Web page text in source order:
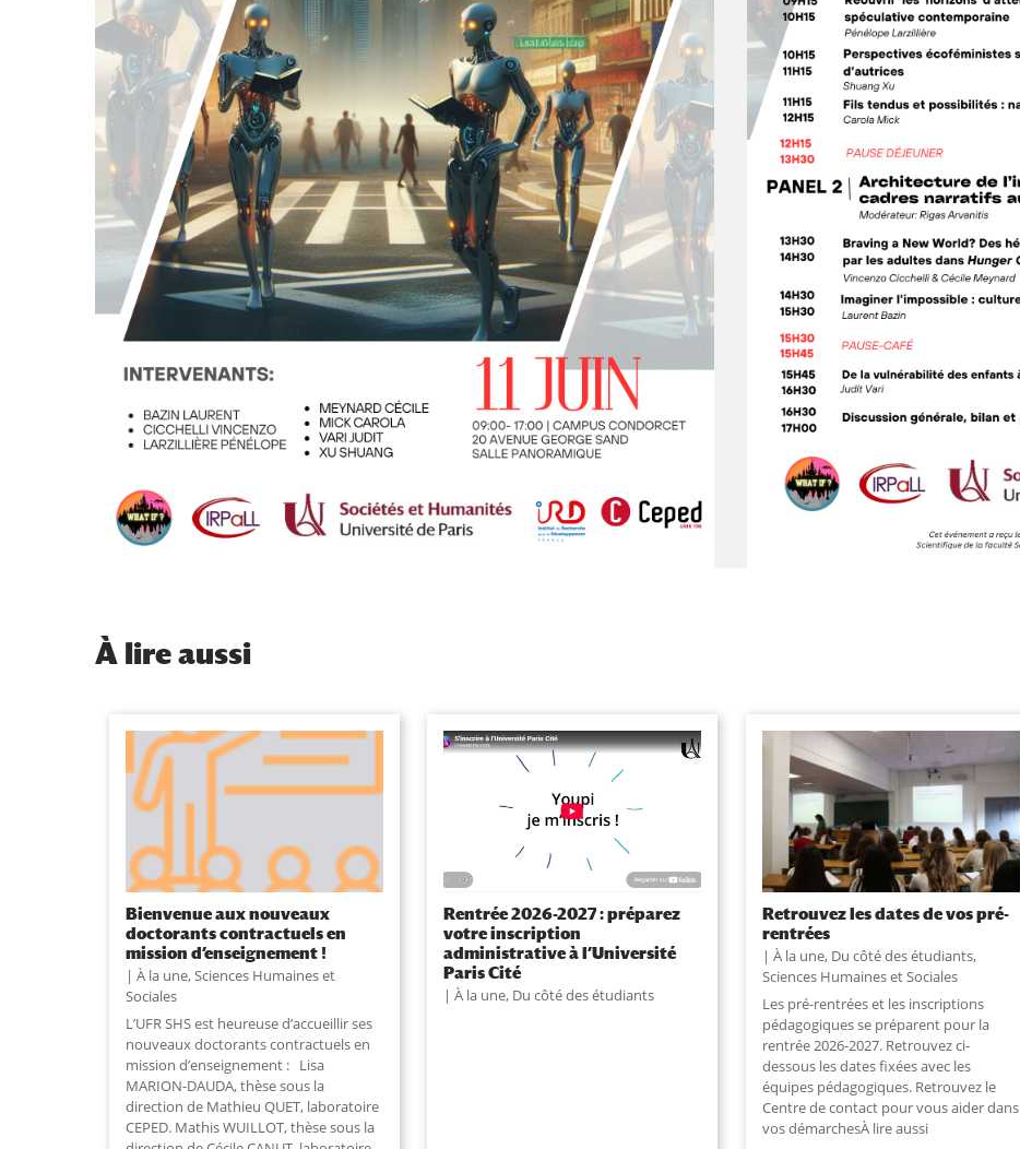
À lire aussi
Bienvenue aux nouveaux
doctorants contractuels en
mission d’enseignement !
À la une,Sciences Humaines et
Sociales
L’UFR SHS est heureuse d’accueillir ses
nouveaux doctorants contractuels en
mission d’enseignement : Lisa
MARION-DAUDA, thèse sous la
direction de Mathieu QUET, laboratoire
CEPED. Mathis WUILLOT, thèse sous la
Rentrée 2026-2027 : préparez
votre inscription
administrative à l’Université
Paris Cité
À la une, Du côté des étudiants
Retrouvez les dates de vos pré-
rentrées
À la une, Du côté des étudiants,
Sciences Humaines et Sociales
Les pré-rentrées et les inscriptions
pédagogiques se préparent pour la
rentrée 2026-2027. Retrouvez ci-
dessous les dates fixées avec les
équipes pédagogiques. Retrouvez le
Centre de contact pour vous aider dans
vos démarchesÀ lire aussi